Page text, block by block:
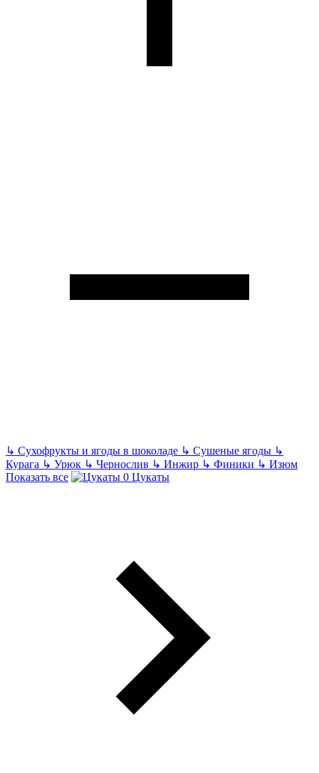
↳ Сухофрукты и ягоды в шоколаде ↳ Сушеные ягоды ↳
Курага ↳ Урюк ↳ Чернослив ↳ Инжир ↳ Финики ↳ Изюм
Показать все
Цукаты